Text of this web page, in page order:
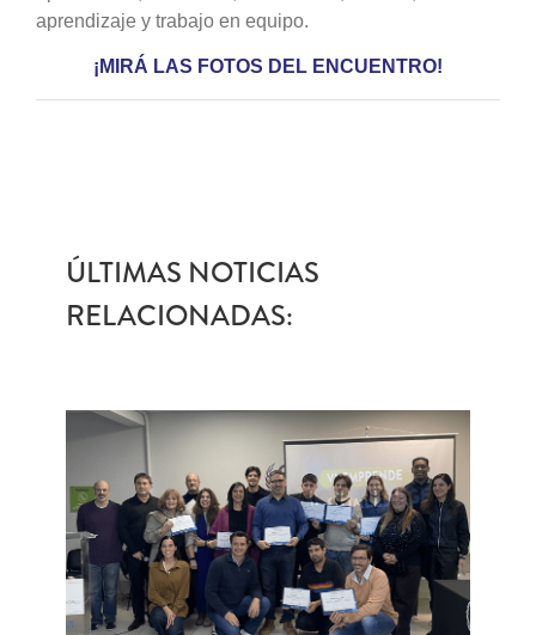
aprendizaje y trabajo en equipo.
¡MIRÁ LAS FOTOS DEL ENCUENTRO!
ÚLTIMAS NOTICIAS
RELACIONADAS: